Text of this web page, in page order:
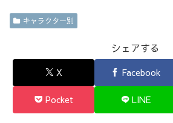
キャラクター別
シェアする
X Facebook
Pocket LINE